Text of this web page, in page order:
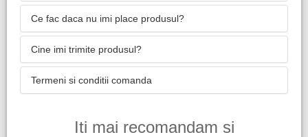
Ce fac daca nu imi place produsul?
Cine imi trimite produsul?
Termeni si conditii comanda
Iti mai recomandam si